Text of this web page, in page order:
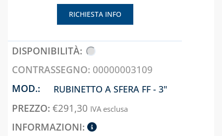
FILTRI, VALVOLE
ED
ELETTROVALVOLE
PER GASOLIO
INDICATORI DI
LIVELLO E
LAMPADE,
FORNELLI E
RICHIESTA INFO
00000003109
RUBINETTO A SFERA FF - 3"
€291,30 IVA esclusa